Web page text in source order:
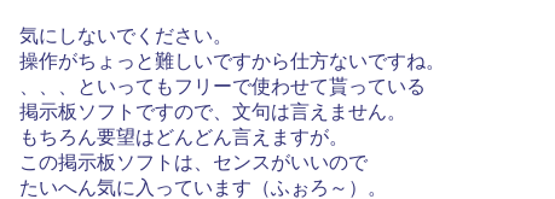
気にしないでください。
操作がちょっと難しいですから仕方ないですね。
、、、といってもフリーで使わせて貰っている
掲示板ソフトですので、文句は言えません。
もちろん要望はどんどん言えますが。
この掲示板ソフトは、センスがいいので
たいへん気に入っています（ふぉろ～）。